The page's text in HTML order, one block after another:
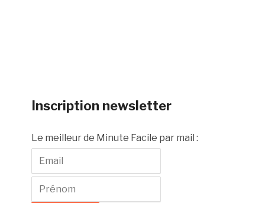
Inscription newsletter
Le meilleur de Minute Facile par mail :